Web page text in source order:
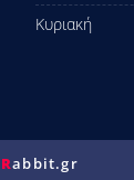
Κυριακή
Rabbit.gr